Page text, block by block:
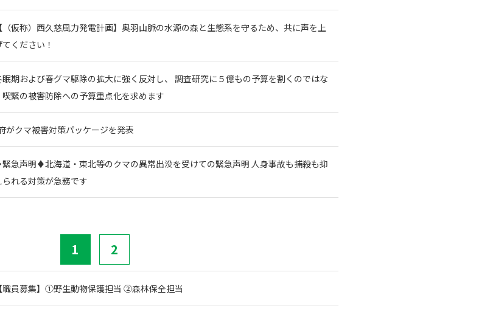
【（仮称）西久慈風力発電計画】奥羽山脈の水源の森と生態系を守るため、共に声を上
てください！
眠期および春グマ駆除の拡大に強く反対し、 調査研究に５億もの予算を割くのではな
喫緊の被害防除への予算重点化を求めます
がクマ被害対策パッケージを発表
急声明♦️北海道・東北等のクマの異常出没を受けての緊急声明 人身事故も捕殺も抑
られる対策が急務です
1 2
【職員募集】①野生動物保護担当 ②森林保全担当